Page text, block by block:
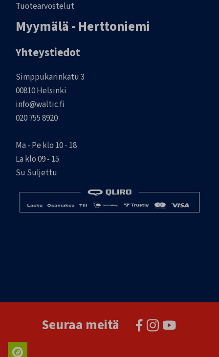
Tuotearvostelut
Myymälä - Herttoniemi
Yhteystiedot
Simppukarinkatu 3
00810 Helsinki
info@waltic.fi
020 755 8920
Ma - Pe klo 10 - 18
La klo 09 - 15
Su Suljettu
Seuraa meitä